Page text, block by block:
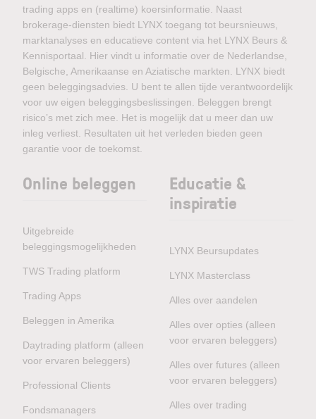
trading apps en (realtime) koersinformatie. Naast
brokerage-diensten biedt LYNX toegang tot beursnieuws,
marktanalyses en educatieve content via het LYNX Beurs &
Kennisportaal. Hier vindt u informatie over de Nederlandse,
Belgische, Amerikaanse en Aziatische markten. LYNX biedt
geen beleggingsadvies. U bent te allen tijde verantwoordelijk
voor uw eigen beleggingsbeslissingen. Beleggen brengt
risico’s met zich mee. Het is mogelijk dat u meer dan uw
inleg verliest. Resultaten uit het verleden bieden geen
garantie voor de toekomst.
Online beleggen
Uitgebreide
beleggingsmogelijkheden
TWS Trading platform
Trading Apps
Beleggen in Amerika
Daytrading platform (alleen
voor ervaren beleggers)
Professional Clients
Fondsmanagers
Educatie &
inspiratie
LYNX Beursupdates
LYNX Masterclass
Alles over aandelen
Alles over opties (alleen
voor ervaren beleggers)
Alles over futures (alleen
voor ervaren beleggers)
Alles over trading